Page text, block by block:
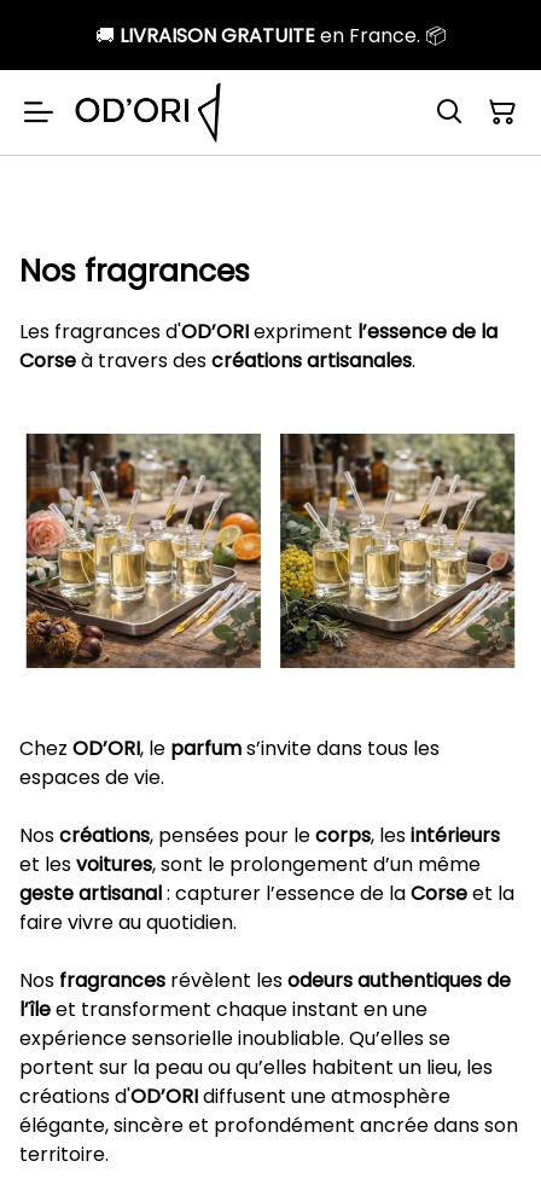
🚚 LIVRAISON GRATUITEen France. 📦
Nos fragrances
Les fragrances d'OD’ORIexpriment l’essence de la
Corseà travers descréations artisanales.
Chez OD’ORI, le parfums’invite dans tous les
espaces de vie.
Noscréations, pensées pour lecorps, lesintérieurs
et lesvoitures, sont le prolongement d’un même
geste artisanal: capturer l’essence de laCorseet la
faire vivre au quotidien.
Nos fragrances révèlent lesodeurs authentiques de
l’îleet transforment chaque instant en une
expérience sensorielle inoubliable. Qu’elles se
portent sur la peau ou qu’elles habitent un lieu, les
créations d'OD’ORIdiffusent une atmosphère
élégante, sincère et profondément ancrée dans son
territoire.